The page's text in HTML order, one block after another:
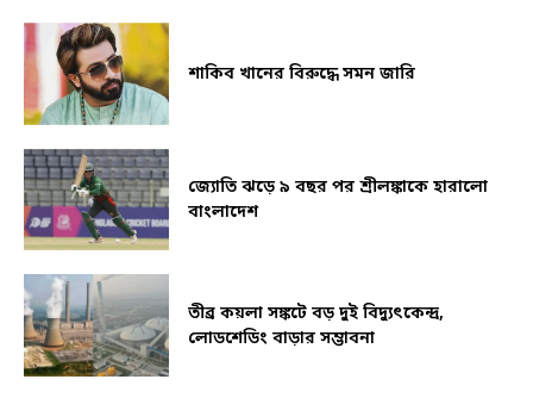
শাকিব খানের বিরুদ্ধে সমন জারি
জ্যোতি ঝড়ে ৯ বছর পর শ্রীলঙ্কাকে হারালো
বাংলাদেশ
তীব্র কয়লা সঙ্কটে বড় দুই বিদ্যুৎকেন্দ্র,
লোডশেডিং বাড়ার সম্ভাবনা